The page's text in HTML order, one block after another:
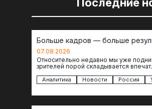
Больше кадров — больше
07.08.2026
Относительно недавно мы уже
зрителей порой складывается
Аналитика Новости Россия